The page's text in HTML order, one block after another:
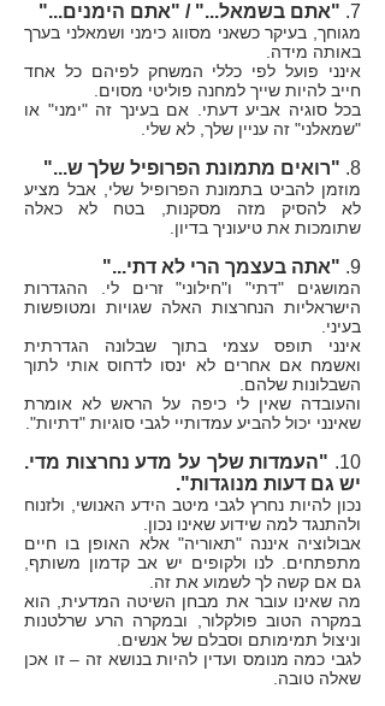
7. "אתם בשמאל..." / "אתם הימנים..."
מגוחך, בעיקר כשאני מסווג כימני ושמאלני בערך
באותה מידה.
אינני פועל לפי כללי המשחק לפיהם כל אחד
חייב להיות שייך למחנה פוליטי מסוים.
בכל סוגיה אביע דעתי. אם בעינך זה "ימני" או
"שמאלני" זה עניין שלך, לא שלי.
8. "רואים מתמונת הפרופיל שלך ש..."
מוזמן להביט בתמונת הפרופיל שלי, אבל מציע
לא להסיק מזה מסקנות, בטח לא כאלה
שתומכות את טיעוניך בדיון.
9. "אתה בעצמך הרי לא דתי..."
המושגים "דתי" ו"חילוני" זרים לי. ההגדרות
הישראליות הנחרצות האלה שגויות ומטופשות
בעיני.
אינני תופס עצמי בתוך שבלונה הגדרתית
ואשמח אם אחרים לא ינסו לדחוס אותי לתוך
השבלונות שלהם.
והעובדה שאין לי כיפה על הראש לא אומרת
שאינני יכול להביע עמדותיי לגבי סוגיות "דתיות".
10.
"העמדות שלך על מדע נחרצות מדי.
יש גם דעות מנוגדות".
נכון להיות נחרץ לגבי מיטב הידע האנושי, ולזנוח
ולהתנגד למה שידוע שאינו נכון.
אבולוציה איננה "תאוריה" אלא האופן בו חיים
מתפתחים. לנו ולקופים יש אב קדמון משותף,
גם אם קשה לך לשמוע את זה.
מה שאינו עובר את מבחן השיטה המדעית, הוא
במקרה הטוב פולקלור, ובמקרה הרע שרלטנות
וניצול תמימותם וסבלם של אנשים.
לגבי כמה מנומס ועדין להיות בנושא זה – זו אכן
שאלה טובה.